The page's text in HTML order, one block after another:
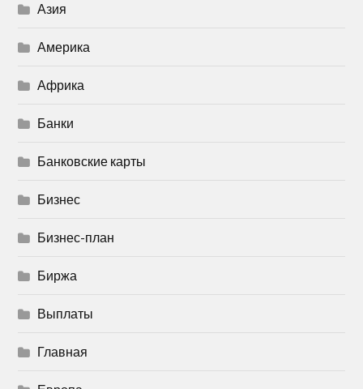
Азия
Америка
Африка
Банки
Банковские карты
Бизнес
Бизнес-план
Биржа
Выплаты
Главная